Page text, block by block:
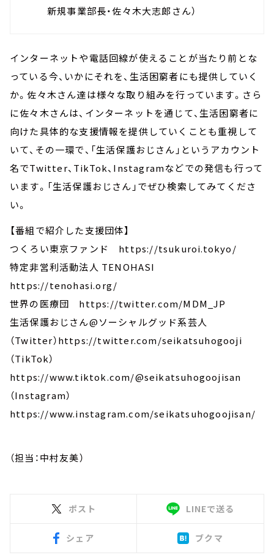
新規事業部長・佐々木大志郎さん）
インターネットや電話回線が使えることが当たり前とな
っている今、いかにそれを、生活困窮者にも提供していく
か。佐々木さん達は様々な取り組みを行っています。さら
に佐々木さんは、インターネットを通じて、生活困窮者に
向けた具体的な支援情報を提供していくことも重視して
いて、その一環で、「生活保護おじさん」というアカウント
名でTwitter、TikTok、Instagramなどでの発信も行って
います。「生活保護おじさん」でぜひ検索してみてくださ
い。
【番組で紹介した支援団体】
つくろい東京ファンド https://tsukuroi.tokyo/
特定非営利活動法人 TENOHASI
https://tenohasi.org/
世界の医療団 https://twitter.com/MDM_JP
生活保護おじさん@ソーシャルグッド系芸人
（Twitter）https://twitter.com/seikatsuhogooji
（TikTok）
https://www.tiktok.com/@seikatsuhogoojisan
（Instagram）
https://www.instagram.com/seikatsuhogoojisan/
（担当：中村友美）
ポスト LINEで送る
シェア ブクマ